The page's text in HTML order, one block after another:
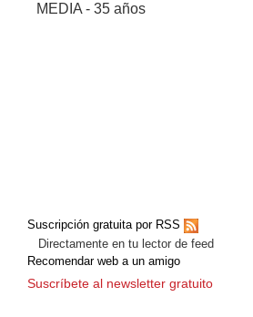
MEDIA - 35 años
Suscripción gratuita por RSS
Directamente en tu lector de feed
Recomendar web a un amigo
Suscríbete al newsletter gratuito